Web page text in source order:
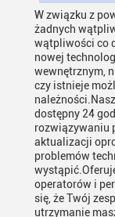
W związku z
żadnych
wątpliwości co
nowej
wewnętrznym,
czy istnieje
dostępny 24
rozwiązywaniu
aktualizacji
problemów
operatorów i
się, że Twój
utrzymanie